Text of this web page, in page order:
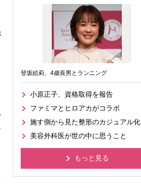
登坂絵莉、4歳長男とランニング
小原正子、資格取得を報告
ファミマとヒロアカがコラボ
施す側から見た整形のカジュアル化
美容外科医が世の中に思うこと
もっと見る